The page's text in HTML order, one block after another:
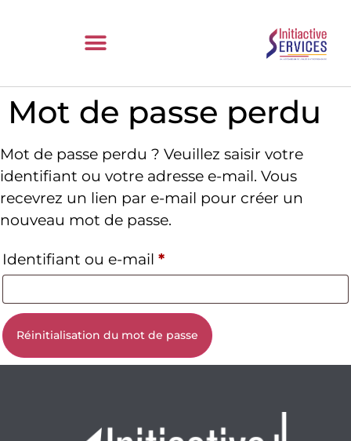
Mot de passe perdu
Mot de passe perdu ? Veuillez saisir votre
identifiant ou votre adresse e-mail. Vous
recevrez un lien par e-mail pour créer un
nouveau mot de passe.
Identifiant ou e-mail *
Réinitialisation du mot de passe